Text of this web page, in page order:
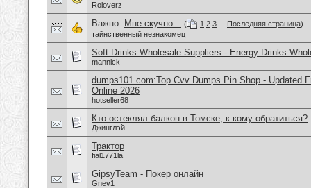
Roloverz
Важно: Мне скучно... ( 1 2 3 Последняя страница)
тайнственный незнакомец
Soft Drinks Wholesale Suppliers - Energy Drinks
mannick
dumps101.com:Top Cvv Dumps Pin Shop - Updated
Online 2026
hotseller68
Кто остеклял балкон в Томске, к кому обратиться?
Джинглэй
Трактор
fial1771la
GipsyTeam - Покер онлайн
Gnev1